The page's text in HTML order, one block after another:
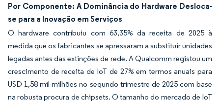
Por Componente: A Dominância do Hardware Desloca-
se para a Inovação em Serviços
O hardware contribuiu com 63,35% da receita de 2025 à
medida que os fabricantes se apressaram a substituir unidades
legadas antes das extinções de rede. A Qualcomm registou um
crescimento de receita de IoT de 27% em termos anuais para
USD 1,58 mil milhões no segundo trimestre de 2025 com base
na robusta procura de chipsets. O tamanho do mercado de IoT